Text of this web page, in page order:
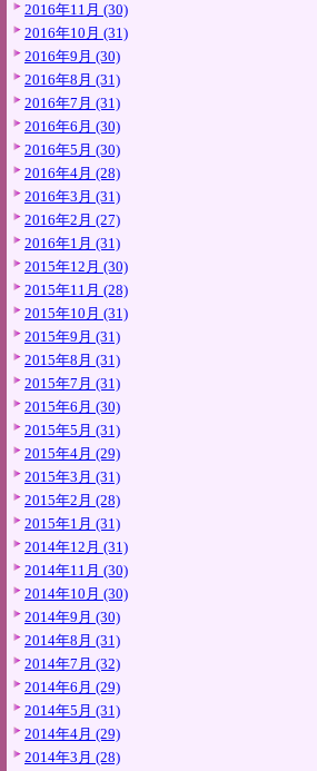
2016年11月 (30)
2016年10月 (31)
2016年9月 (30)
2016年8月 (31)
2016年7月 (31)
2016年6月 (30)
2016年5月 (30)
2016年4月 (28)
2016年3月 (31)
2016年2月 (27)
2016年1月 (31)
2015年12月 (30)
2015年11月 (28)
2015年10月 (31)
2015年9月 (31)
2015年8月 (31)
2015年7月 (31)
2015年6月 (30)
2015年5月 (31)
2015年4月 (29)
2015年3月 (31)
2015年2月 (28)
2015年1月 (31)
2014年12月 (31)
2014年11月 (30)
2014年10月 (30)
2014年9月 (30)
2014年8月 (31)
2014年7月 (32)
2014年6月 (29)
2014年5月 (31)
2014年4月 (29)
2014年3月 (28)